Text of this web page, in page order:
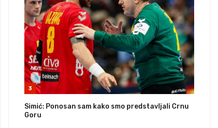
3
Simić: Ponosan sam kako smo predstavljali Crnu
Goru